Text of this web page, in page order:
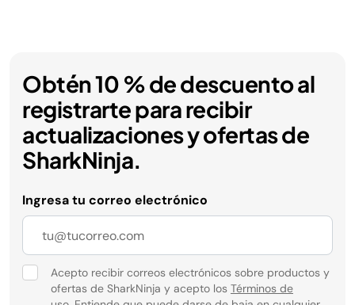
Obtén 10 % de descuento al
registrarte para recibir
actualizaciones y ofertas de
SharkNinja.
Ingresa tu correo electrónico
Acepto recibir correos electrónicos sobre productos y
ofertas de SharkNinja y acepto los Términos de